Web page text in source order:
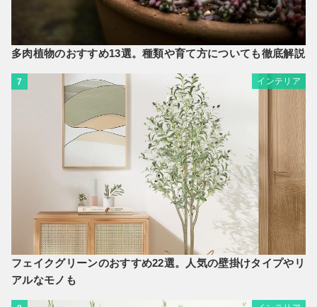
多肉植物のおすすめ13選。種類や育て方についても徹底解説
7 インテリア
フェイクグリーンのおすすめ22選。人気の壁掛けタイプやリ
アルなモノも